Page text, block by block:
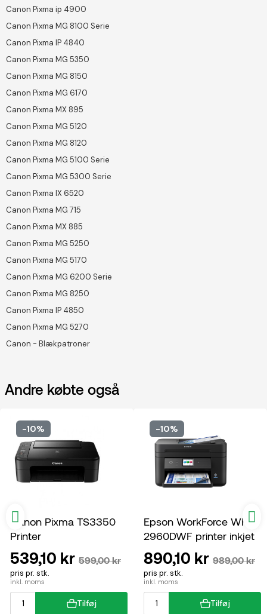
Canon Pixma ip 4900
Canon Pixma MG 8100 Serie
Canon Pixma IP 4840
Canon Pixma MG 5350
Canon Pixma MG 8150
Canon Pixma MG 6170
Canon Pixma MX 895
Canon Pixma MG 5120
Canon Pixma MG 8120
Canon Pixma MG 5100 Serie
Canon Pixma MG 5300 Serie
Canon Pixma IX 6520
Canon Pixma MG 715
Canon Pixma MX 885
Canon Pixma MG 5250
Canon Pixma MG 5170
Canon Pixma MG 6200 Serie
Canon Pixma MG 8250
Canon Pixma IP 4850
Canon Pixma MG 5270
Canon - Blækpatroner
Andre købte også
-10%
Canon Pixma TS3350
Printer
pris pr. stk.
inkl. moms
539,10 kr 599,00 kr
Tilføj
-10%
Epson WorkForce WF-
2960DWF printer inkjet
multifunktion
pris pr. stk.
inkl. moms
890,10 kr 989,00 kr
Tilføj